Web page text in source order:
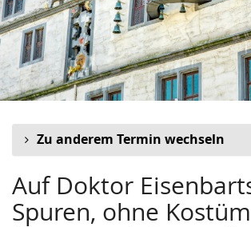
Zu anderem Termin wechseln
Auf Doktor
Spuren, ohne